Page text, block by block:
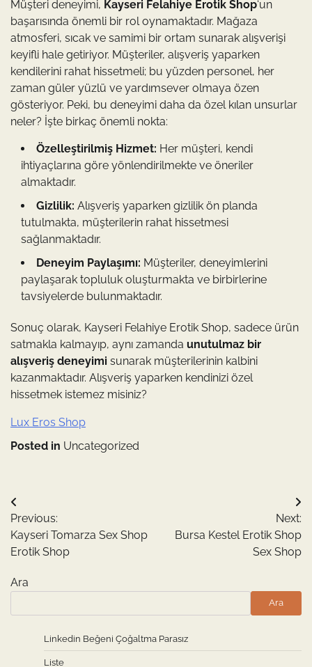
Müşteri deneyimi, Kayseri Felahiye Erotik Shop‘un
başarısında önemli bir rol oynamaktadır. Mağaza
atmosferi, sıcak ve samimi bir ortam sunarak alışverişi
keyifli hale getiriyor. Müşteriler, alışveriş yaparken
kendilerini rahat hissetmeli; bu yüzden personel, her
zaman güler yüzlü ve yardımsever olmaya özen
gösteriyor. Peki, bu deneyimi daha da özel kılan unsurlar
neler? İşte birkaç önemli nokta:
Özelleştirilmiş Hizmet: Her müşteri, kendi
ihtiyaçlarına göre yönlendirilmekte ve öneriler
almaktadır.
Gizlilik: Alışveriş yaparken gizlilik ön planda
tutulmakta, müşterilerin rahat hissetmesi
sağlanmaktadır.
Deneyim Paylaşımı: Müşteriler, deneyimlerini
paylaşarak topluluk oluşturmakta ve birbirlerine
tavsiyelerde bulunmaktadır.
Sonuç olarak, Kayseri Felahiye Erotik Shop, sadece ürün
satmakla kalmayıp, aynı zamanda unutulmaz bir
alışveriş deneyimi sunarak müşterilerinin kalbini
kazanmaktadır. Alışveriş yaparken kendinizi özel
hissetmek istemez misiniz?
Lux Eros Shop
Posted in Uncategorized
Yazı
gezinmesi
Previous:
Kayseri Tomarza Sex Shop
Erotik Shop
Next:
Bursa Kestel Erotik Shop
Sex Shop
Ara
Ara
Linkedin Beğeni Çoğaltma Parasız
Liste